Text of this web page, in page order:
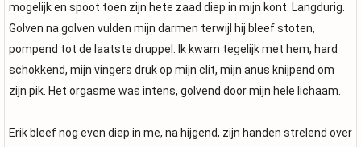
mogelijk en spoot toen zijn hete zaad diep in mijn kont. Langdurig.
Golven na golven vulden mijn darmen terwijl hij bleef stoten,
pompend tot de laatste druppel. Ik kwam tegelijk met hem, hard
schokkend, mijn vingers druk op mijn clit, mijn anus knijpend om
zijn pik. Het orgasme was intens, golvend door mijn hele lichaam.
Erik bleef nog even diep in me, na hijgend, zijn handen strelend over